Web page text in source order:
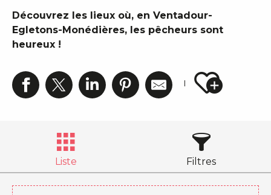
Découvrez les lieux où, en Ventadour-
Egletons-Monédières, les pêcheurs sont
heureux !
Liste Filtres